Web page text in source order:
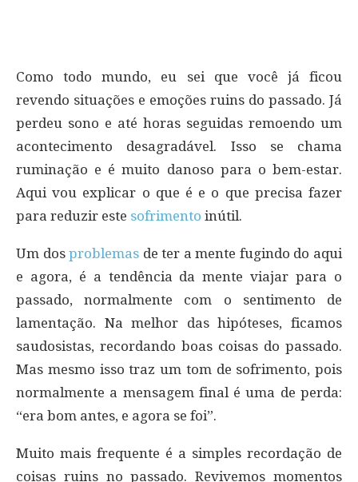
Como todo mundo, eu sei que você já ficou
revendo situações e emoções ruins do passado. Já
perdeu sono e até horas seguidas remoendo um
acontecimento desagradável. Isso se chama
ruminação e é muito danoso para o bem-estar.
Aqui vou explicar o que é e o que precisa fazer
para reduzir este sofrimento inútil.
Um dosproblemas de ter a mente fugindo do aqui
e agora, é a tendência da mente viajar para o
passado, normalmente com o sentimento de
lamentação. Na melhor das hipóteses, ficamos
saudosistas, recordando boas coisas do passado.
Mas mesmo isso traz um tom de sofrimento, pois
normalmente a mensagem final é uma de perda:
“era bom antes, e agora se foi”.
Muito mais frequente é a simples recordação de
coisas ruins no passado. Revivemos momentos